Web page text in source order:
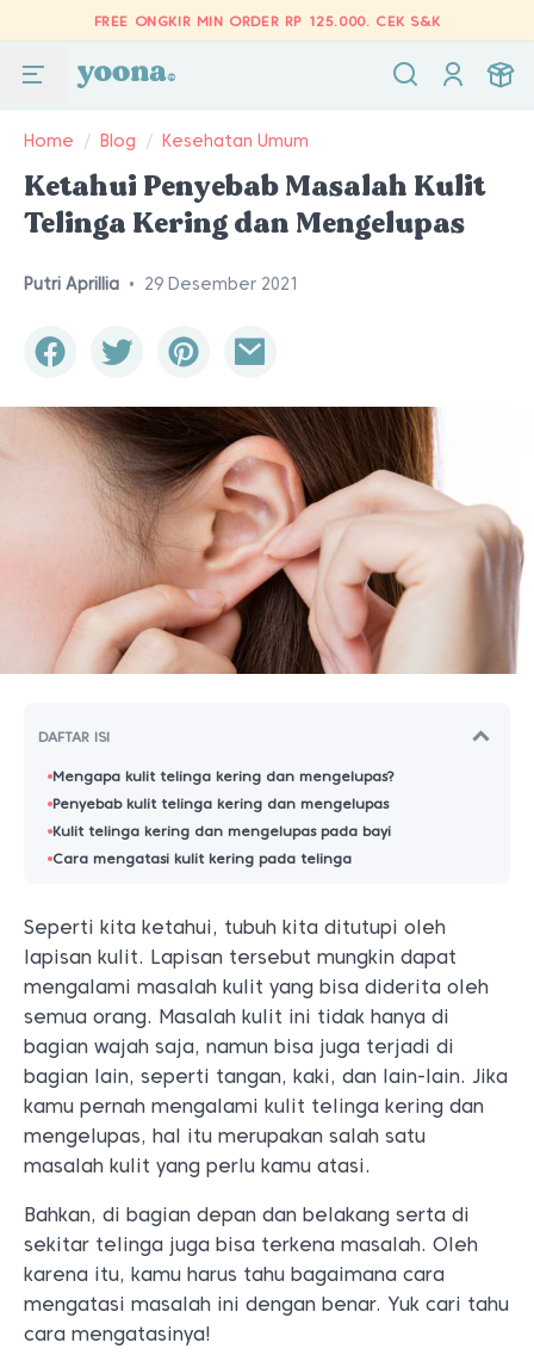
FREE ONGKIR MIN ORDER RP 125.000. CEK S&K
Home / Blog / Kesehatan Umum
Ketahui Penyebab Masalah Kulit
Telinga Kering dan Mengelupas
Putri Aprillia • 29 Desember 2021
DAFTAR ISI
Mengapa kulit telinga kering dan mengelupas?
Penyebab kulit telinga kering dan mengelupas
Kulit telinga kering dan mengelupas pada bayi
Cara mengatasi kulit kering pada telinga
Seperti kita ketahui, tubuh kita ditutupi oleh
lapisan kulit. Lapisan tersebut mungkin dapat
mengalami masalah kulit yang bisa diderita oleh
semua orang. Masalah kulit ini tidak hanya di
bagian wajah saja, namun bisa juga terjadi di
bagian lain, seperti tangan, kaki, dan lain-lain. Jika
kamu pernah mengalami kulit telinga kering dan
mengelupas, hal itu merupakan salah satu
masalah kulit yang perlu kamu atasi.
Bahkan, di bagian depan dan belakang serta di
sekitar telinga juga bisa terkena masalah. Oleh
karena itu, kamu harus tahu bagaimana cara
mengatasi masalah ini dengan benar. Yuk cari tahu
cara mengatasinya!